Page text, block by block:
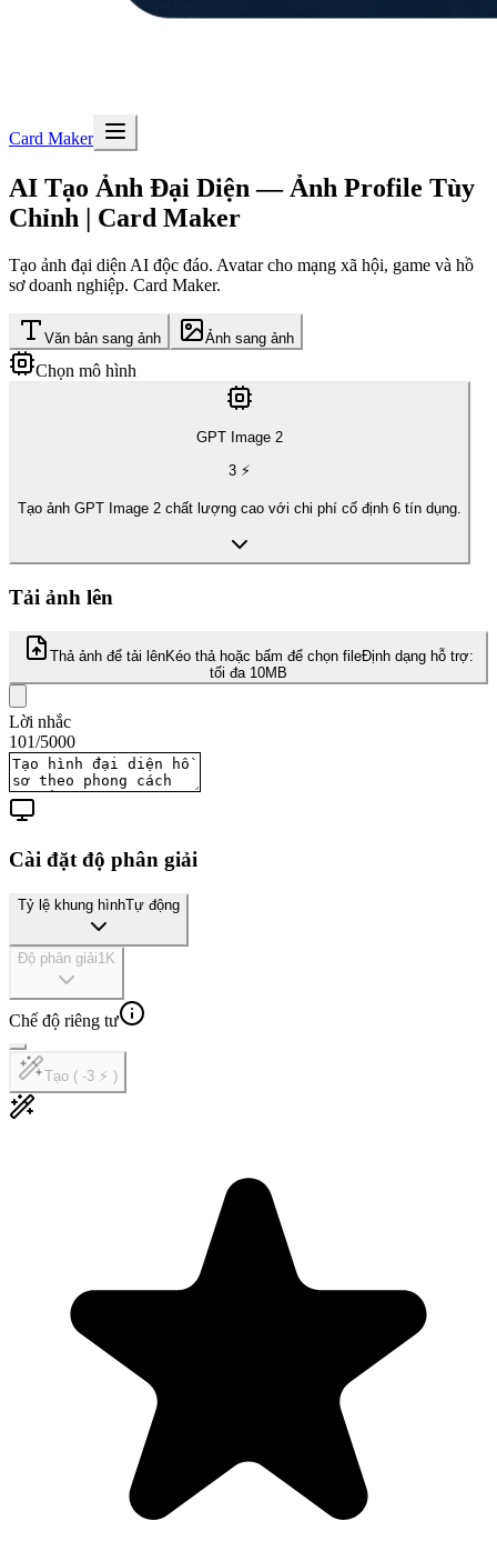
Card Maker
AI Tạo Ảnh Đại Diện — Ảnh Profile Tùy
Chỉnh | Card Maker
Tạo ảnh đại diện AI độc đáo. Avatar cho mạng xã hội, game và hồ
sơ doanh nghiệp. Card Maker.
Văn bản sang ảnh Ảnh sang ảnh
Chọn mô hình
GPT Image 2
3 ⚡
Tạo ảnh GPT Image 2 chất lượng cao với chi phí cố định 6 tín dụng.
Tải ảnh lên
Thả ảnh để tải lênKéo thả hoặc bấm để chọn fileĐịnh dạng hỗ trợ:
tối đa 10MB
Lời nhắc
101/5000
Cài đặt độ phân giải
Tỷ lệ khung hìnhTự động
Độ phân giải1K
Chế độ riêng tư
Tạo ( -3 ⚡ )